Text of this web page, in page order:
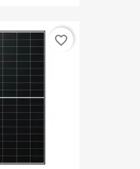
favorite_border